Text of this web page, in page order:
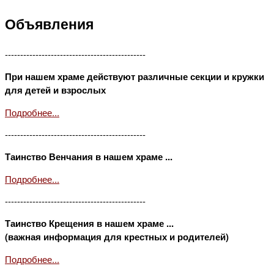
Объявления
----------------------------------------------
При нашем храме действуют различные секции и кружки
для детей и взрослых
Подробнее...
----------------------------------------------
Таинство Венчания в нашем храме ...
Подробнее...
----------------------------------------------
Таинство Крещения в нашем храме ...
(важная информация для крестных и родителей)
Подробнее...